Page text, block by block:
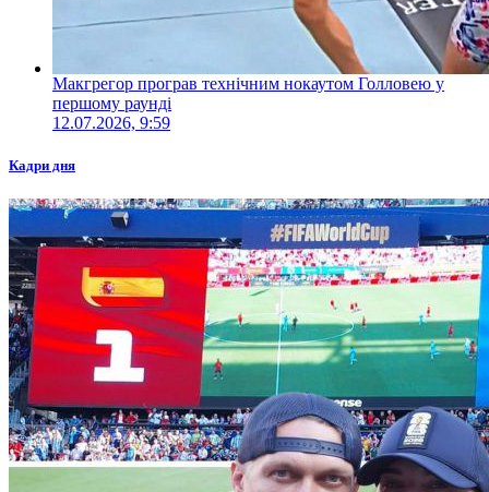
Макгрегор програв технічним нокаутом Голловею у
першому раунді
12.07.2026, 9:59
Кадри дня